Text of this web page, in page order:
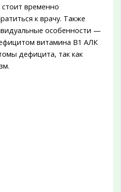
стоит временно
к врачу. Также
особенности —
витамина B1 АЛК
дефицита, так как